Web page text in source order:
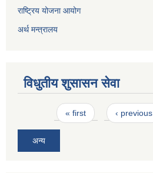
राष्ट्रिय योजना आयोग
अर्थ मन्त्रालय
विधुतीय शुसासन सेवा
Pages« first ‹ previous
अन्य